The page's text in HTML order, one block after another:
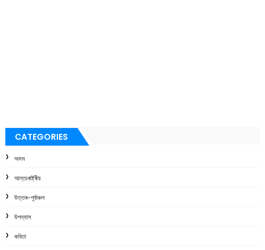
CATEGORIES
অসম
আন্তঃৰাষ্ট্ৰীয়
উত্তৰ-পূৰ্বাঞ্চল
উপন্যাস
কবিতা